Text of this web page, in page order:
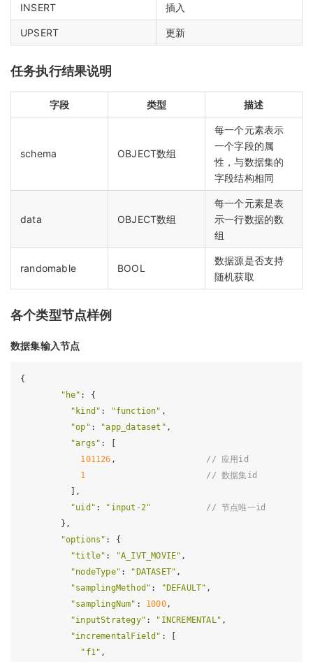
INSERT 插入
UPSERT 更新
任务执行结果说明
字段 类型 描述
schema OBJECT数组
每一个元素表示
一个字段的属
性，与数据集的
字段结构相同
data OBJECT数组
每一个元素是表
示一行数据的数
组
randomable BOOL
数据源是否支持
随机获取
各个类型节点样例
数据集输入节点
{
"he" : {
"kind" : "function" ,
"op" : "app_dataset" ,
"args" : [
101126 , // 应用id
1
// 数据集id
          ],
"uid" : "input-2"
// 节点唯一id
        },
"options" : {
"title" : "A_IVT_MOVIE" ,
"nodeType" : "DATASET" ,
"samplingMethod" : "DEFAULT" ,
"samplingNum" : 1000,
"inputStrategy" : "INCREMENTAL" ,
"incrementalField" : [
"f1" ,